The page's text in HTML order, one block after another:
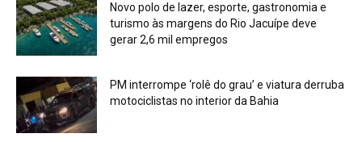
Novo polo de lazer, esporte, gastronomia e
turismo às margens do Rio Jacuípe deve
gerar 2,6 mil empregos
PM interrompe ‘rolê do grau’ e viatura derruba
motociclistas no interior da Bahia